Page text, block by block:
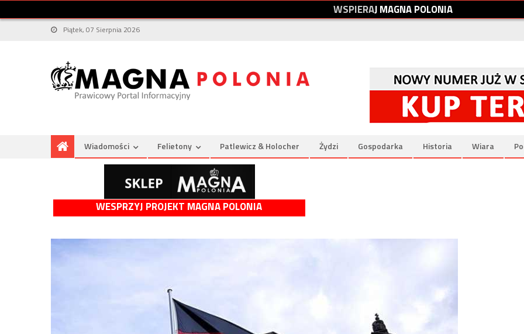
WSPIERAJMAGNAPOLONIA
Piątek, 07 Sierpnia 2026
Wiadomości Felietony Patlewicz & Holocher Żydzi Gospodarka Historia Wiara
WESPRZYJ PROJEKT MAGNA POLONIA